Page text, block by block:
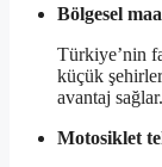
Bölgesel
Türkiye’nin
küçük
avantaj sağlar.
Motosiklet